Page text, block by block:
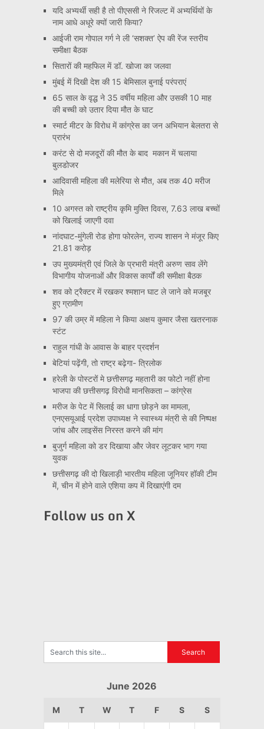
यदि अभ्यर्थी सही है तो पीएससी ने रिजल्ट में अभ्यर्थियों के
नाम आधे अधूरे क्यों जारी किया?
आईजी राम गोपाल गर्ग ने ली ‘सशक्त’ ऐप की रेंज स्तरीय
समीक्षा बैठक
सितारों की महफिल में डॉ. खोजा का जलवा
मुंबई में दिखी देश की 15 बेमिसाल बुनाई परंपराएं
65 साल के वृद्ध ने 35 वर्षीय महिला और उसकी 10 माह
की बच्ची को उतार दिया मौत के घाट
स्मार्ट मीटर के विरोध में कांग्रेस का जन अभियान बेलतरा से
प्रारंभ
करंट से दो मजदूरों की मौत के बाद मकान में चलाया
बुलडोजर
आदिवासी महिला की मलेरिया से मौत, अब तक 40 मरीज
मिले
10 अगस्त को राष्ट्रीय कृमि मुक्ति दिवस, 7.63 लाख बच्चों
को खिलाई जाएगी दवा
नांदघाट-मुंगेली रोड होगा फोरलेन, राज्य शासन ने मंजूर किए
21.81 करोड़
उप मुख्यमंत्री एवं जिले के प्रभारी मंत्री अरुण साव लेंगे
विभागीय योजनाओं और विकास कार्यों की समीक्षा बैठक
शव को ट्रैक्टर में रखकर श्मशान घाट ले जाने को मजबूर
हुए ग्रामीण
97 की उम्र में महिला ने किया अक्षय कुमार जैसा खतरनाक
स्टंट
राहुल गांधी के आवास के बाहर प्रदर्शन
बेटियां पढ़ेंगी, तो राष्ट्र बढ़ेगा- त्रिलोक
हरेली के पोस्टरों मे छत्तीसगढ़ महतारी का फोटो नहीं होना
भाजपा की छत्तीसगढ़ विरोधी मानसिकता – कांग्रेस
मरीज के पेट में सिलाई का धागा छोड़ने का मामला,
एनएसयूआई प्रदेश उपाध्यक्ष ने स्वास्थ्य मंत्री से की निष्पक्ष
जांच और लाइसेंस निरस्त करने की मांग
बुजुर्ग महिला को डर दिखाया और जेवर लूटकर भाग गया
युवक
छत्तीसगढ़ की दो खिलाड़ी भारतीय महिला जूनियर हॉकी टीम
में, चीन में होने वाले एशिया कप में दिखाएंगी दम
Follow us on X
June 2026
M T W T F S S